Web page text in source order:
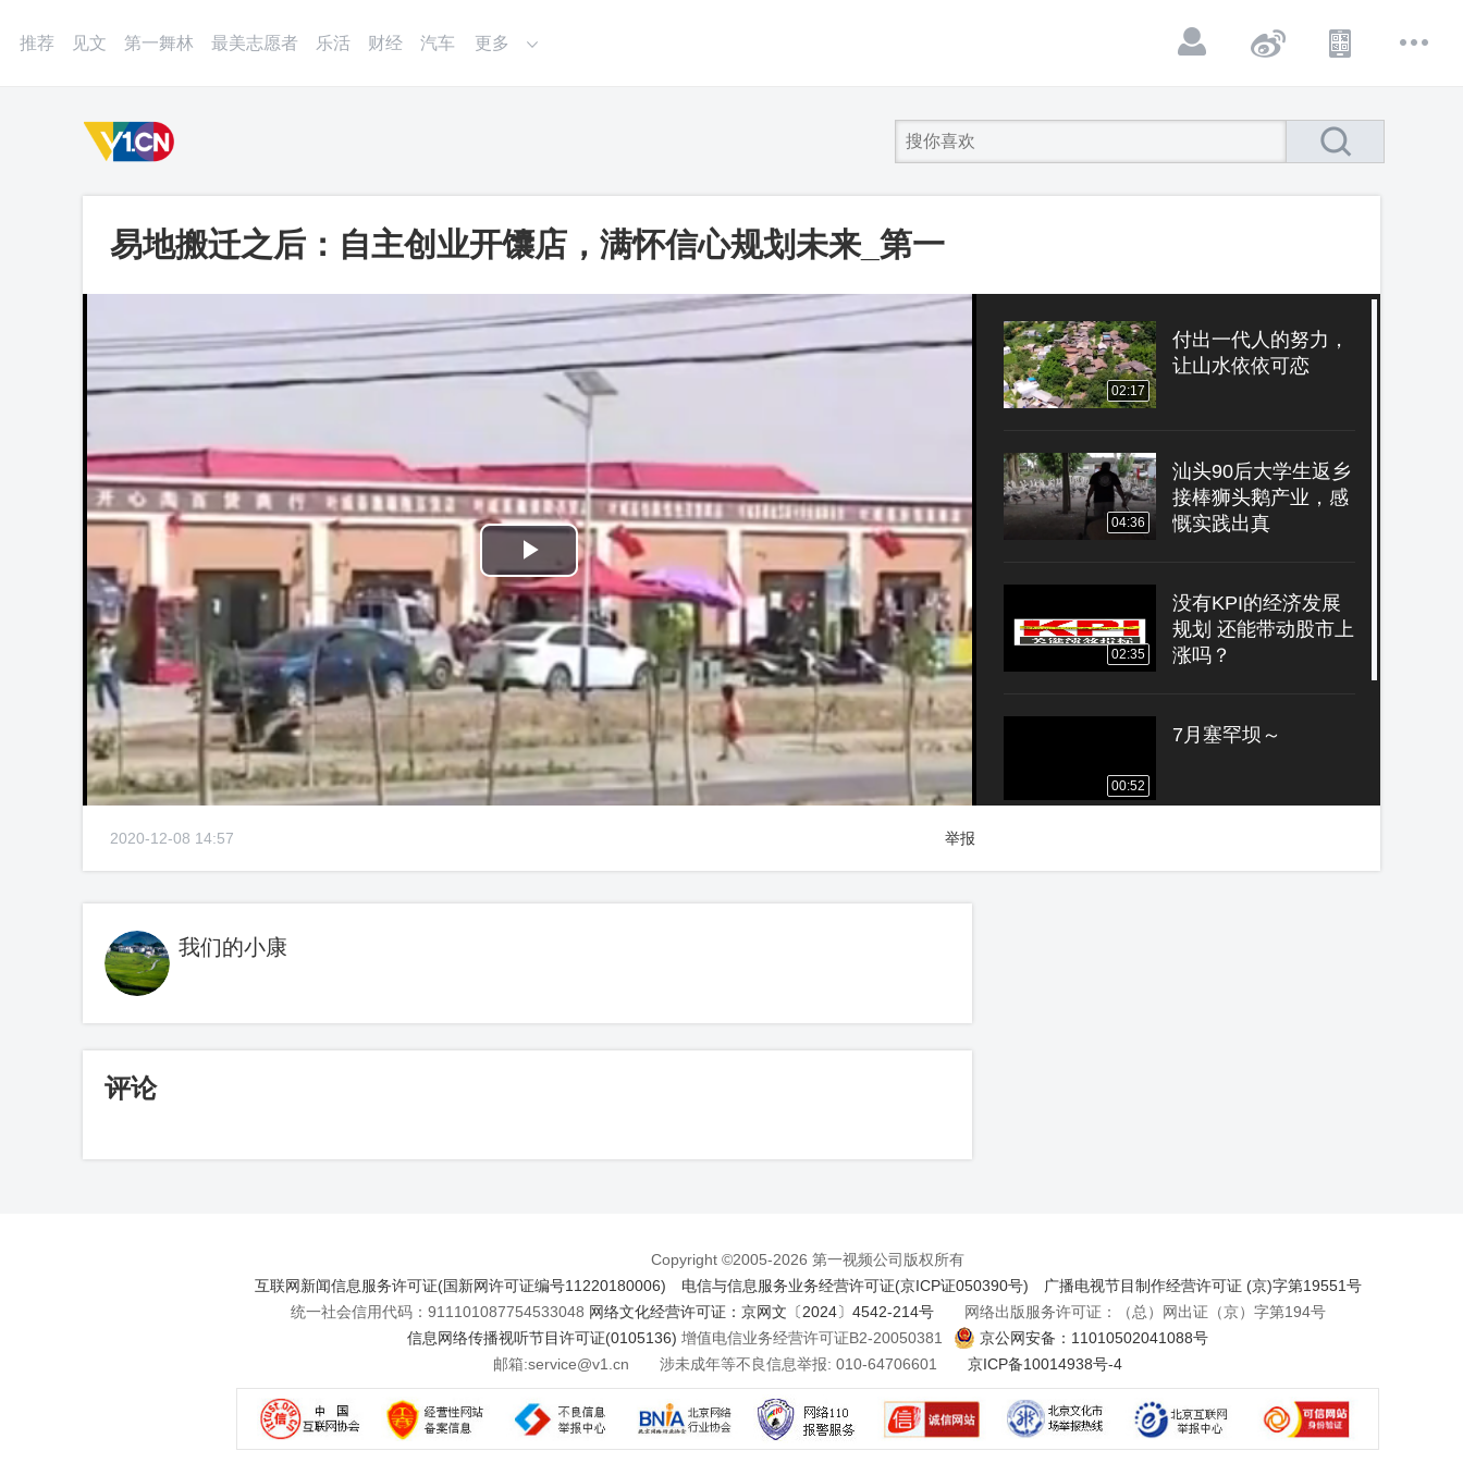
推荐 见文 第一舞林 最美志愿者 乐活 财经 汽车 更多
易地搬迁之后：自主创业开馕店，满怀信心规划未来_第一
视频
Play
Video
02:17
付出一代人的努力，
让山水依依可恋
04:36
汕头90后大学生返乡
接棒狮头鹅产业，感
慨实践出真
02:35
没有KPI的经济发展
规划 还能带动股市上
涨吗？
00:52
7月塞罕坝～
柞水“小木耳”是如何
2020-12-08 14:57 举报
我们的小康
评论
Copyright ©2005-2026 第一视频公司版权所有
互联网新闻信息服务许可证(国新网许可证编号11220180006)
电信与信息服务业务经营许可证(京ICP证050390号)
广播电视节目制作经营许可证 (京)字第19551号
统一社会信用代码：911101087754533048 网络文化经营许可证：京网文〔2024〕4542-214号网络出版服务许可证：（总）网出证（京）字第194号
信息网络传播视听节目许可证(0105136) 增值电信业务经营许可证B2-20050381
京公网安备：11010502041088号
邮箱:service@v1.cn 涉未成年等不良信息举报: 010-64706601 京ICP备10014938号-4